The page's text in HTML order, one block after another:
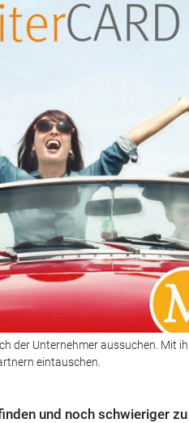
der Unternehmer aussuchen. Mit
eintauschen.
und noch schwieriger